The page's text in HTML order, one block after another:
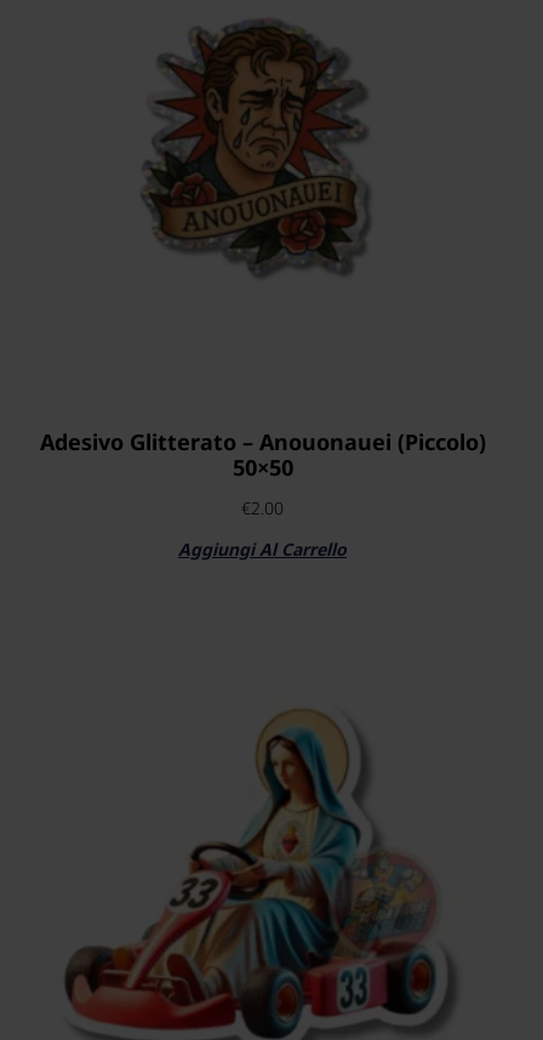
Adesivo Glitterato – Anouonauei (piccolo)
50×50
€2.00
Aggiungi Al Carrello